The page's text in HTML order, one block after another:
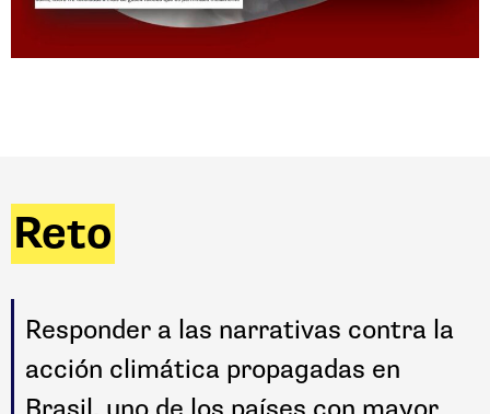
Reto
Responder a las narrativas contra la
acción climática propagadas en